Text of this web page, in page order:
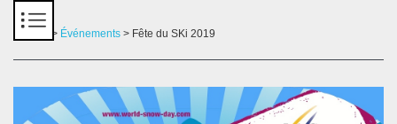
> Événements > Fête du SKi 2019